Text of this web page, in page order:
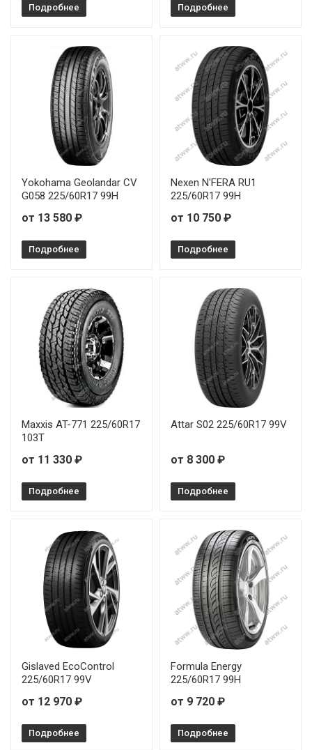
Подробнее Подробнее
Yokohama Geolandar CV
G058 225/60R17 99H
от 13 580 ₽
Подробнее
Nexen N'FERA RU1
225/60R17 99H
от 10 750 ₽
Подробнее
Maxxis AT-771 225/60R17
103T
от 11 330 ₽
Подробнее
Attar S02 225/60R17 99V
от 8 300 ₽
Подробнее
Gislaved EcoControl
225/60R17 99V
от 12 970 ₽
Подробнее
Formula Energy
225/60R17 99H
от 9 720 ₽
Подробнее